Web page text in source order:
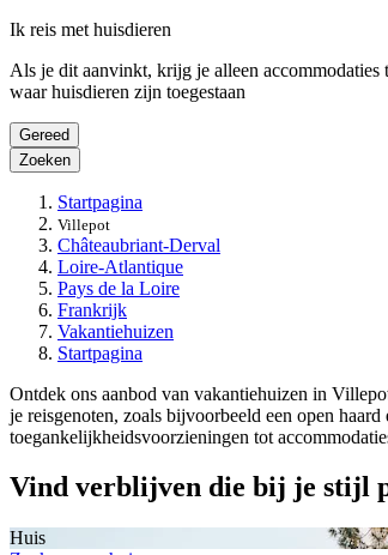
Ik reis met huisdieren
Als je dit aanvinkt, krijg je alleen accommodaties
waar huisdieren zijn toegestaan
Gereed
Zoeken
Startpagina
Villepot
Châteaubriant-Derval
Loire-Atlantique
Pays de la Loire
Frankrijk
Vakantiehuizen
Startpagina
Ontdek ons aanbod van vakantiehuizen in
je reisgenoten, zoals bijvoorbeeld een open
toegankelijkheidsvoorzieningen tot
Vind verblijven die bij je stijl
Huis